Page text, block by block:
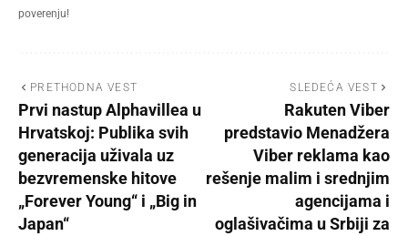
poverenju!
PRETHODNA VEST
Prvi nastup Alphavillea u
Hrvatskoj: Publika svih
generacija uživala uz
bezvremenske hitove
„Forever Young“ i „Big in
Japan“
SLEDEĆA VEST
Rakuten Viber
predstavio Menadžera
Viber reklama kao
rešenje malim i srednjim
agencijama i
oglašivačima u Srbiji za